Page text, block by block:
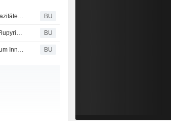
UPL Ltd. : startet neue „NPP“-Geschäftseinheit zur Erweiterung der Kapazitäten für Biolösungen für nachhaltige Landwirtschaft weltweit BU
UPL : gibt die Zusammenarbeit mit Meiji für den exklusiven Zugang zu Flupyrimin-Reis in Südostasien bekannt BU
UPL : unterzeichnet mehrjährigen Vertrag mit dem Soil Health Institute, um Innovationen in der Landwirtschaft zu fördern BU